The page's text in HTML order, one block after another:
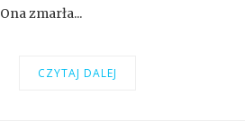
zmarła...
CZYTAJ DALEJ